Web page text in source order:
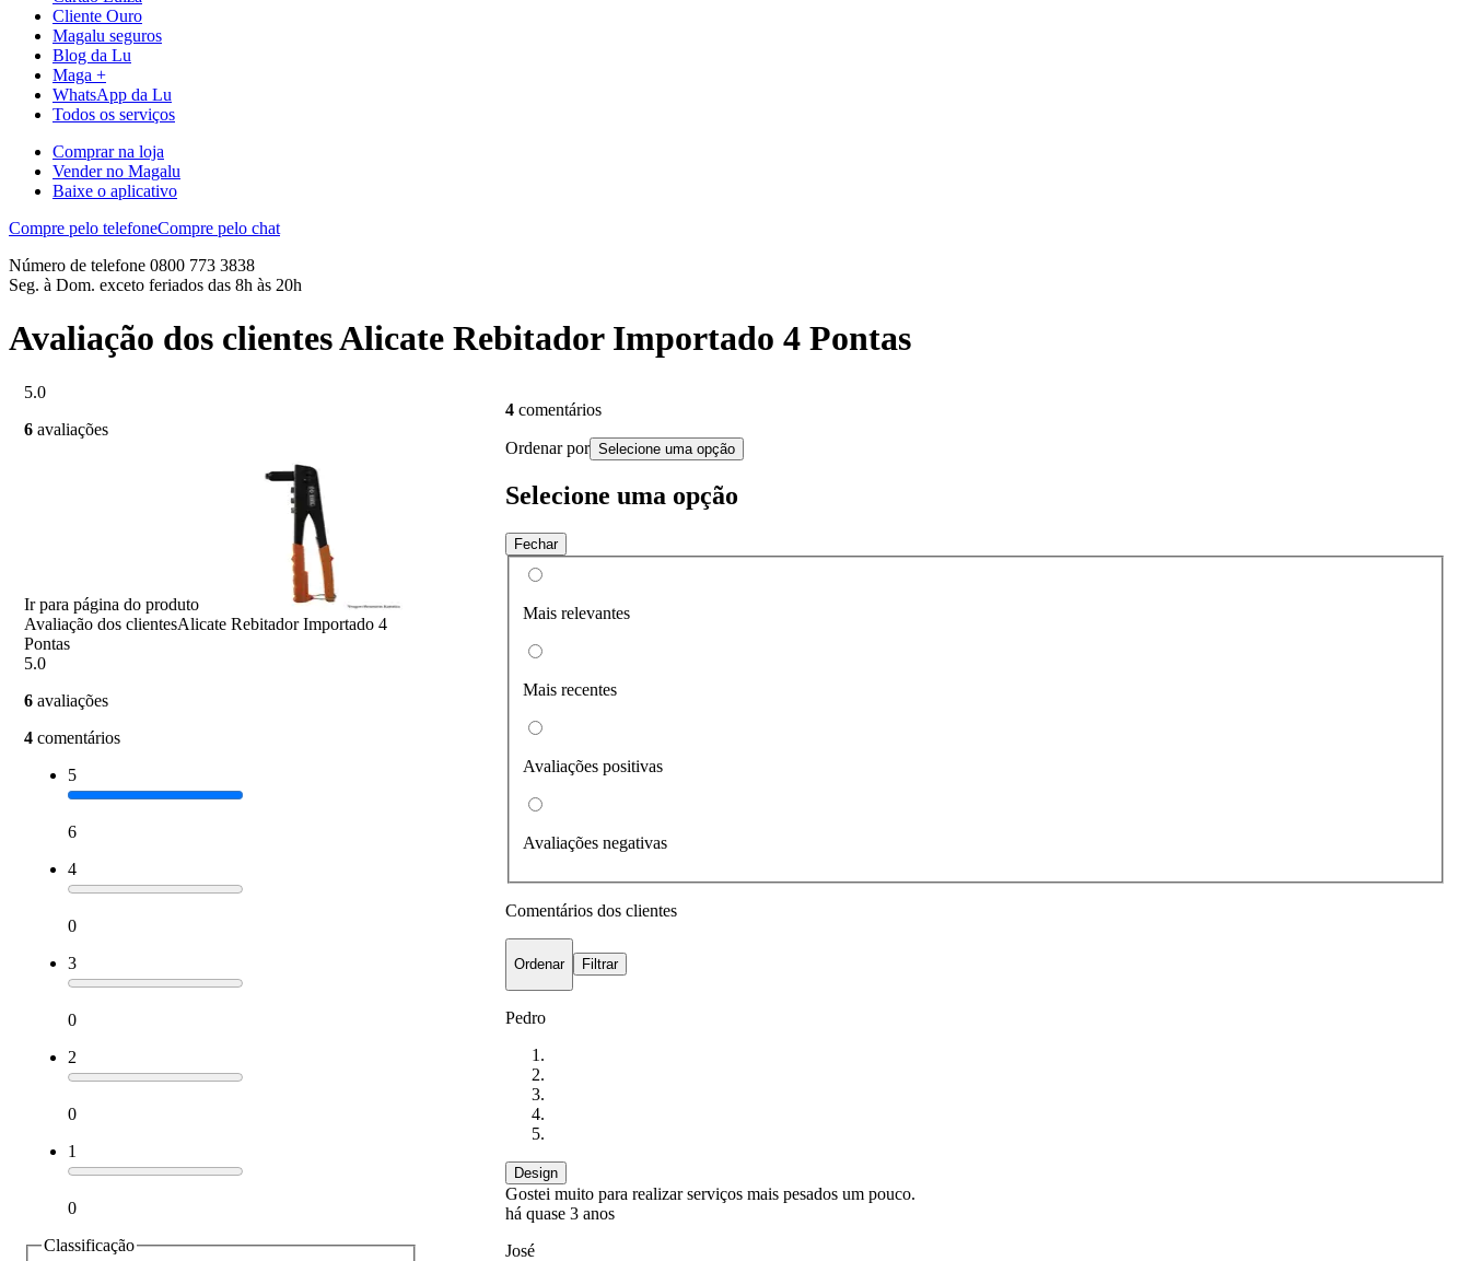
Cliente Ouro
Magalu seguros
Blog da Lu
Maga +
WhatsApp da Lu
Todos os serviços
Comprar na loja
Vender no Magalu
Baixe o aplicativo
Compre pelo telefoneCompre pelo chat
Número de telefone 0800 773 3838
Seg. à Dom. exceto feriados das 8h às 20h
Avaliação dos clientes Alicate Rebitador Importado 4 Pontas
5.0
6 avaliações
Ir para página do produto
Avaliação dos clientesAlicate Rebitador Importado 4
Pontas
5.0
6 avaliações
4 comentários
5
6
4
0
3
0
2
0
1
0
Classificação
4 comentários
Ordenar por Selecione uma opção
Selecione uma opção
Fechar
Mais relevantes
Mais recentes
Avaliações positivas
Avaliações negativas
Comentários dos clientes
Ordenar Filtrar
Pedro
Design
Gostei muito para realizar serviços mais pesados um pouco.
há quase 3 anos
José